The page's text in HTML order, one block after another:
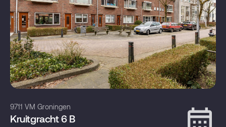
9711 VM Groningen
Kruitgracht 6 B